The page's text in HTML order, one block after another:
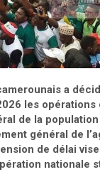
a
les opérations
de la population
général de
de délai
nationale